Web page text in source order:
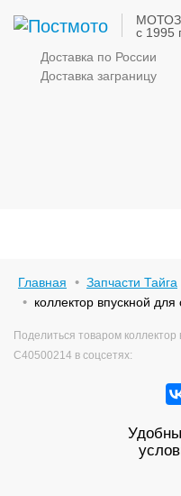
с 1995
Доставка по России
Доставка заграницу
Главная
Запчасти Тайга
коллектор впускной
Поделиться товаром коллектор
С40500214 в соцсетях: